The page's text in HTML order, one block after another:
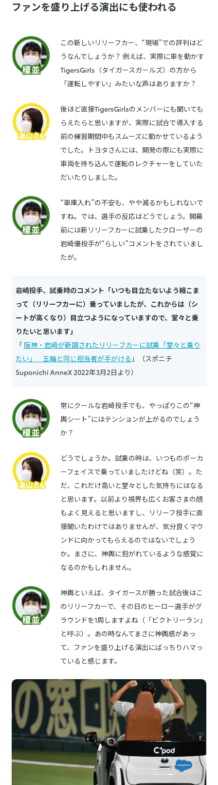
ファンを盛り上げる演出にも使われる
この新しいリリーフカー、“現場”での評判はど
うなんでしょうか？ 例えば、実際に車を動かす
TigersGirls（タイガースガールズ）の方から
「運転しやすい」みたいな声はありますか？
後ほど直接TigersGirlsのメンバーにも聞いても
らえたらと思いますが、実際に試合で導入する
前の練習期間中もスムーズに動かせているよう
でした。トヨタさんには、開発の際にも実際に
車両を持ち込んで運転のレクチャーをしていた
だいたりしました。
“車庫入れ”の不安も、やや減るかもしれないで
すね。では、選手の反応はどうでしょう。開幕
前には新リリーフカーに試乗したクローザーの
岩崎優投手が“らしい”コメントをされていまし
たが。
岩崎投手、試乗時のコメント「いつも目立たないよう縮こま
って（リリーフカーに）乗っていましたが、これからは（シ
ートが高くなり）目立つようになっていますので、堂々と乗
りたいと思います」
「 阪神・岩崎が新調されたリリーフカーに試乗「堂々と乗り
たい」 五輪と同じ担当者が手がける 」（スポニチ
Suponichi AnneX 2022年3月2日より）
常にクールな岩崎投手でも、やっぱりこの“神
輿シート”にはテンションが上がるのでしょう
か？
どうでしょうか。試乗の時は、いつものポーカ
ーフェイスで乗っていましたけどね（笑）。た
だ、これだけ高いと堂々とした気持ちにはなる
と思います。以前より視界も広くお客さまの顔
もよく見えると思いますし、リリーフ投手に直
接聞いたわけではありませんが、気分良くマウ
ンドに向かってもらえるのではないでしょう
か。まさに、神輿に担がれているような感覚に
なるのかもしれません。
神輿といえば、タイガースが勝った試合後はこ
のリリーフカーで、その日のヒーロー選手がグ
ラウンドを1周しますよね（「ビクトリーラン」
と呼ぶ）。あの時なんてまさに神輿感があっ
て、ファンを盛り上げる演出にばっちりハマっ
ていると感じます。